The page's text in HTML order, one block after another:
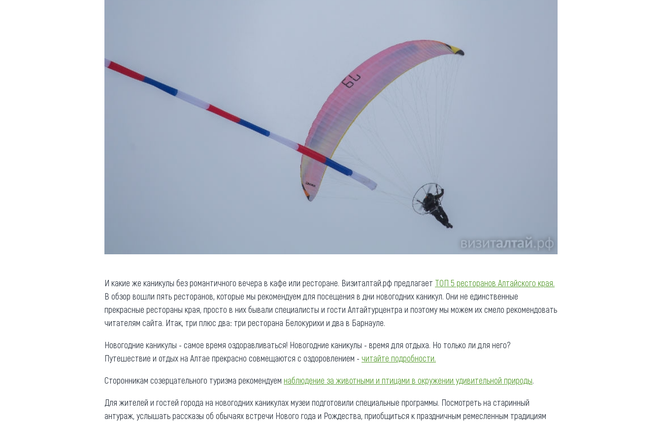
И какие же каникулы без романтичного вечера в кафе или ресторане. Визиталтай.рф предлагает ТОП 5 ресторанов Алтайского края.
В обзор вошли пять ресторанов, которые мы рекомендуем для посещения в дни новогодних каникул. Они не единственные
прекрасные рестораны края, просто в них бывали специалисты и гости Алтайтурцентра и поэтому мы можем их смело рекомендовать
читателям сайта. Итак, три плюс два: три ресторана Белокурихи и два в Барнауле.
Новогодние каникулы - самое время оздоравливаться! Новогодние каникулы - время для отдыха. Но только ли для него?
Путешествие и отдых на Алтае прекрасно совмещаются с оздоровлением - читайте подробности.
Сторонникам созерцательного туризма рекомендуем наблюдение за животными и птицами в окружении удивительной природы.
Для жителей и гостей города на новогодних каникулах музеи подготовили специальные программы. Посмотреть на старинный
антураж, услышать рассказы об обычаях встречи Нового года и Рождества, приобщиться к праздничным ремесленным традициям